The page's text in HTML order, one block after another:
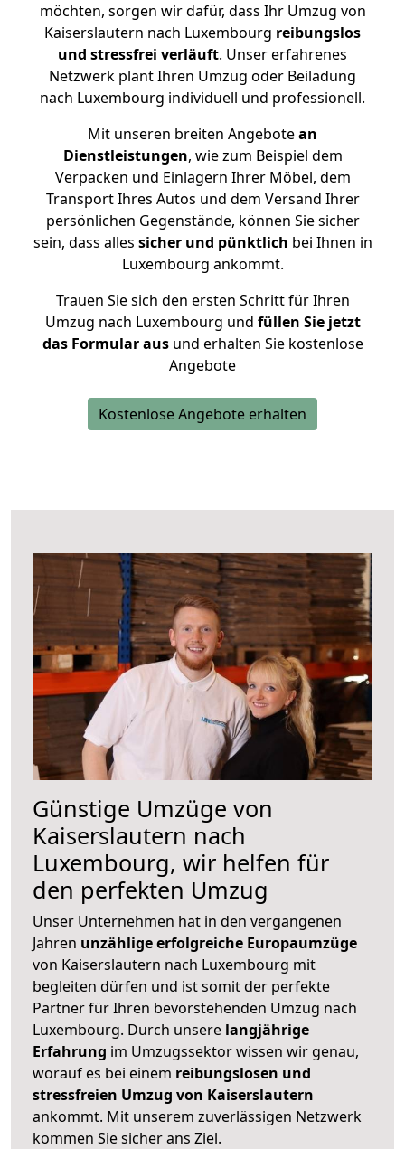
möchten, sorgen wir dafür, dass Ihr Umzug von
Kaiserslautern nach Luxembourg reibungslos
und stressfrei verläuft. Unser erfahrenes
Netzwerk plant Ihren Umzug oder Beiladung
nach Luxembourg individuell und professionell.
Mit unseren breiten Angebotean
Dienstleistungen, wie zum Beispiel dem
Verpacken und Einlagern Ihrer Möbel, dem
Transport Ihres Autos und dem Versand Ihrer
persönlichen Gegenstände, können Sie sicher
sein, dass alles sicher und pünktlich bei Ihnen in
Luxembourg ankommt.
Trauen Sie sich den ersten Schritt für Ihren
Umzug nach Luxembourg und füllen Sie jetzt
das Formular ausund erhalten Sie kostenlose
Angebote
Kostenlose Angebote erhalten
Günstige Umzüge von
Kaiserslautern nach
Luxembourg, wir helfen für
den perfekten Umzug
Unser Unternehmen hat in den vergangenen
Jahren unzählige erfolgreiche Europaumzüge
von Kaiserslautern nach Luxembourg mit
begleiten dürfen und ist somit der perfekte
Partner für Ihren bevorstehenden Umzug nach
Luxembourg. Durch unsere langjährige
Erfahrung im Umzugssektor wissen wir genau,
worauf es bei einem reibungslosen und
stressfreien Umzug von Kaiserslautern
ankommt. Mit unserem zuverlässigen Netzwerk
kommen Sie sicher ans Ziel.